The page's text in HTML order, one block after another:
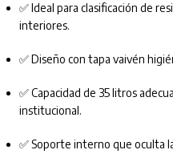
✅ Ideal para clasificación de
interiores.
✅ Diseño con tapa vaivén
✅ Capacidad de 35 litros
institucional.
✅ Soporte interno que oculta